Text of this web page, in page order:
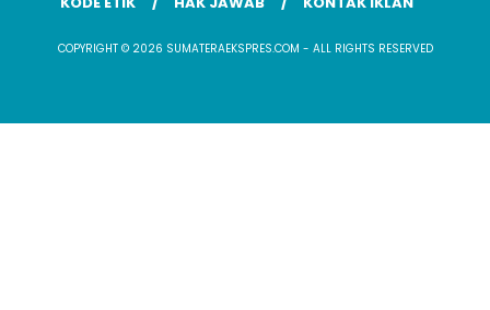
COPYRIGHT © 2026 SUMATERAEKSPRES.COM - ALL RIGHTS RESERVED